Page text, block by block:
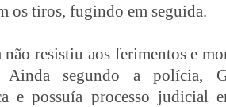
os tiros, fugindo em seguida.
resistiu aos ferimentos e
Ainda segundo a polícia,
e possuía processo judicial